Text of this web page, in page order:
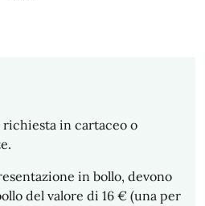
in cartaceo o
in bollo, devono
del valore di 16 € (una per